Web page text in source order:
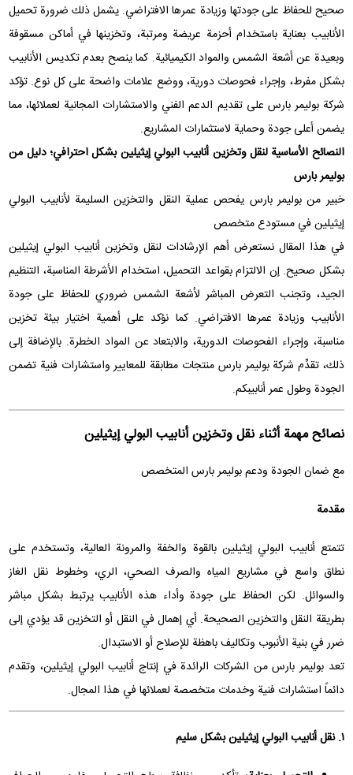
صحيح للحفاظ على جودتها وزيادة عمرها الافتراضي. يشمل ذلك ضرورة تحميل
الأنابيب بعناية باستخدام أحزمة عريضة ومرتبة، وتخزينها في أماكن مسقوفة
وبعيدة عن أشعة الشمس والمواد الكيميائية. كما ينصح بعدم تكديس الأنابيب
بشكل مفرط، وإجراء فحوصات دورية، ووضع علامات واضحة على كل نوع. تؤكد
شركة بوليمر بارس على تقديم الدعم الفني والاستشارات المجانية لعملائها، مما
يضمن أعلى جودة وحماية لاستثمارات المشاريع.
النصائح الأساسية لنقل وتخزين أنابيب البولي إيثيلين بشكل احترافي؛ دليل من
بوليمر بارس
خبير من بوليمر بارس يفحص عملية النقل والتخزين السليمة لأنابيب البولي
إيثيلين في مستودع متخصص
في هذا المقال نستعرض أهم الإرشادات لنقل وتخزين أنابيب البولي إيثيلين
بشكل صحيح. إن الالتزام بقواعد التحميل، استخدام الأشرطة المناسبة، التنظيم
الجيد، وتجنب التعرض المباشر لأشعة الشمس ضروري للحفاظ على جودة
الأنابيب وزيادة عمرها الافتراضي. كما نؤكد على أهمية اختيار بيئة تخزين
مناسبة، وإجراء الفحوصات الدورية، والابتعاد عن المواد الخطرة. بالإضافة إلى
ذلك، تقدِّم شركة بوليمر بارس منتجات مطابقة للمعايير واستشارات فنية تضمن
الجودة وطول عمر أنابيبكم.
نصائح مهمة أثناء نقل وتخزين أنابيب البولي إيثيلين
مع ضمان الجودة ودعم بوليمر بارس المتخصص
مقدمة
تتمتع أنابيب البولي إيثيلين بالقوة والخفة والمرونة العالية، وتستخدم على
نطاق واسع في مشاريع المياه والصرف الصحي، الري، وخطوط نقل الغاز
والسوائل. لكن الحفاظ على جودة وأداء هذه الأنابيب يرتبط بشكل مباشر
بطريقة النقل والتخزين الصحيحة. أي إهمال في النقل أو التخزين قد يؤدي إلى
ضرر في بنية الأنبوب وتكاليف باهظة للإصلاح أو الاستبدال.
تعد بوليمر بارس من الشركات الرائدة في إنتاج أنابيب البولي إيثيلين، وتقدم
دائماً استشارات فنية وخدمات متخصصة لعملائها في هذا المجال.
١. نقل أنابيب البولي إيثيلين بشكل سليم